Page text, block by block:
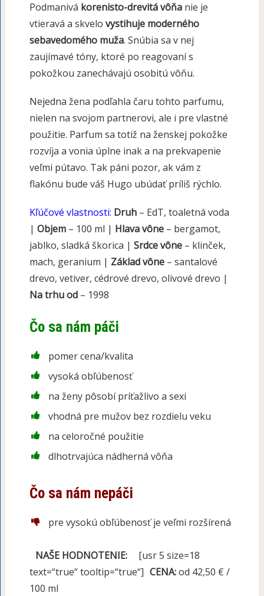
Podmanivá korenisto-drevitá vôňanie je
vtieravá a skvelo vystihuje moderného
sebavedomého muža. Snúbia sa v nej
zaujímavé tóny, ktoré po reagovaní s
pokožkou zanechávajú osobitú vôňu.
Nejedna žena podľahla čaru tohto parfumu,
nielen na svojom partnerovi, ale i pre vlastné
použitie. Parfum sa totiž na ženskej pokožke
rozvíja a vonia úplne inak a na prekvapenie
veľmi pútavo. Tak páni pozor, ak vám z
flakónu bude váš Hugo ubúdať príliš rýchlo.
Kľúčové vlastnosti: Druh– EdT, toaletná voda
| Objem– 100 ml | Hlava vône– bergamot,
jablko, sladká škorica | Srdce vône– klinček,
mach, geranium | Základ vône– santalové
drevo, vetiver, cédrové drevo, olivové drevo |
Na trhu od– 1998
Čo sa nám páči
pomer cena/kvalita
vysoká obľúbenosť
na ženy pôsobí príťažlivo a sexi
vhodná pre mužov bez rozdielu veku
na celoročné použitie
dlhotrvajúca nádherná vôňa
Čo sa nám nepáči
pre vysokú obľúbenosť je veľmi rozšírená
NAŠE HODNOTENIE:
[usr 5 size=18
text=“true“ tooltip=“true“] CENA:od 42,50 € /
100 ml